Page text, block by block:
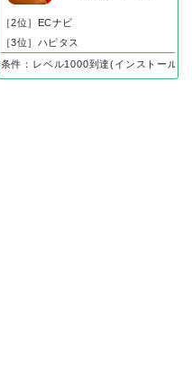
［2位］ECナビ
［3位］ハピタス
条件：レベル1000到達(インストール後